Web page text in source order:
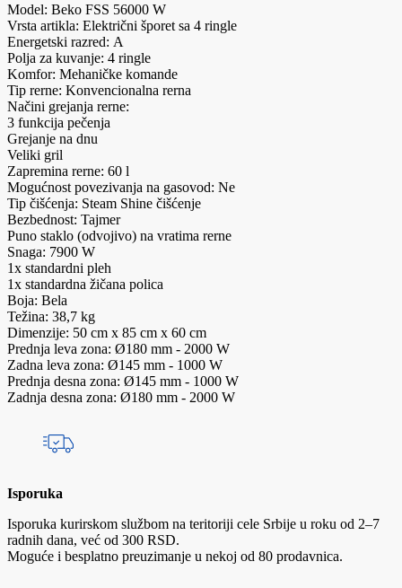
Model: Beko FSS 56000 W
Vrsta artikla: Električni šporet sa 4 ringle
Energetski razred: A
Polja za kuvanje: 4 ringle
Komfor: Mehaničke komande
Tip rerne: Konvencionalna rerna
Načini grejanja rerne:
3 funkcija pečenja
Grejanje na dnu
Veliki gril
Zapremina rerne: 60 l
Mogućnost povezivanja na gasovod: Ne
Tip čišćenja: Steam Shine čišćenje
Bezbednost: Tajmer
Puno staklo (odvojivo) na vratima rerne
Snaga: 7900 W
1x standardni pleh
1x standardna žičana polica
Boja: Bela
Težina: 38,7 kg
Dimenzije: 50 cm x 85 cm x 60 cm
Prednja leva zona: Ø180 mm - 2000 W
Zadna leva zona: Ø145 mm - 1000 W
Prednja desna zona: Ø145 mm - 1000 W
Zadnja desna zona: Ø180 mm - 2000 W
Isporuka
Isporuka kurirskom službom na teritoriji cele Srbije u roku od 2–7
radnih dana, već od 300 RSD.
Moguće i besplatno preuzimanje u nekoj od 80 prodavnica.